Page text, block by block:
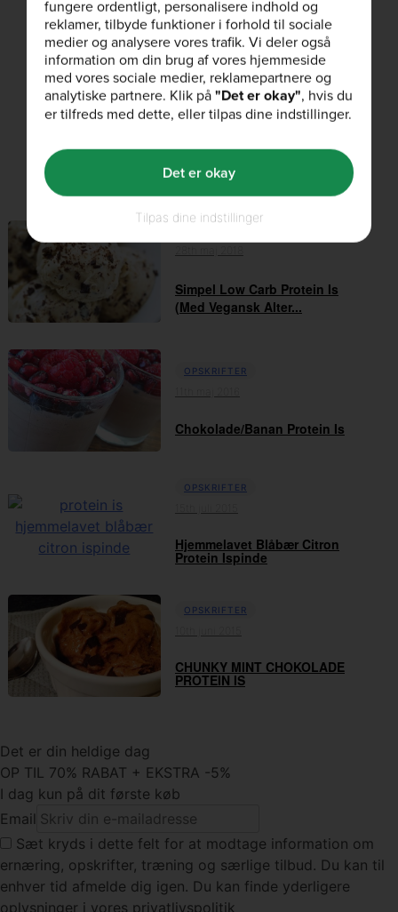
Kunne du lide denne artikel?
Relaterede artikler
Simpel Low Carb Protein Is
(Med Vegansk Alter...
OPSKRIFTER
Chokolade/Banan Protein Is
OPSKRIFTER
Hjemmelavet Blåbær Citron
Protein Ispinde
OPSKRIFTER
CHUNKY MINT CHOKOLADE
PROTEIN IS
Det er din heldige dag
OP TIL 70% RABAT + EKSTRA -5%
I dag kun på dit første køb
Email
Sæt kryds i dette felt for at modtage information om
ernæring, opskrifter, træning og særlige tilbud. Du kan til
enhver tid afmelde dig igen. Du kan finde yderligere
oplysninger i vores privatlivspolitik
fungere ordentligt, personalisere indhold og
reklamer, tilbyde funktioner i forhold til sociale
medier og analysere vores trafik. Vi deler også
information om din brug af vores hjemmeside
med vores sociale medier, reklamepartnere og
analytiske partnere. Klik på"Det er okay", hvis du
er tilfreds med dette, eller tilpas dine indstillinger.
Tilpas dine indstillinger
Det er okay